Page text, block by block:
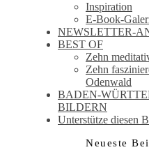
Inspiration
E-Book-
NEWSLETTER-
BEST OF
Zehn
Zehn
Odenwald
BADEN-
BILDERN
Unterstütze diesen
Neueste